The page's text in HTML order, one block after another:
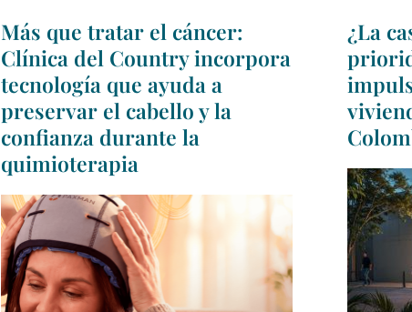
Más que tratar el cáncer:
Clínica del Country incorpora
tecnología que ayuda a
preservar el cabello y la
confianza durante la
quimioterapia
¿La